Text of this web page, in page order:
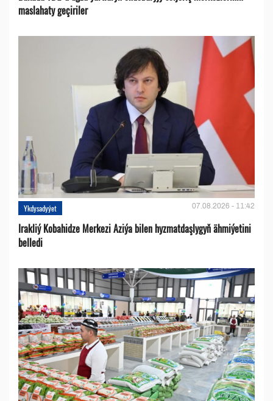
maslahaty geçiriler
Ykdysadyýet 07.08.2026 - 11:42
Irakliý Kobahidze Merkezi Aziýa bilen hyzmatdaşlygyň ähmiýetini
belledi